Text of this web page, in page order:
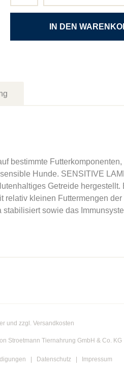
bestimmte
Hunde. SENSITIVE
Getreide
kleinen Futtermengen
sowie das
und zzgl. Versandkosten
Stroetmann Tiernahrung GmbH & Co. KG
Datenschutz Impressum